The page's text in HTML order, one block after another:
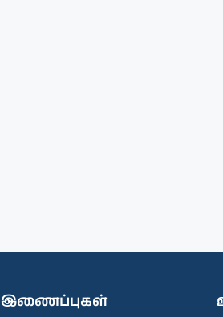
இணைப்புகள்